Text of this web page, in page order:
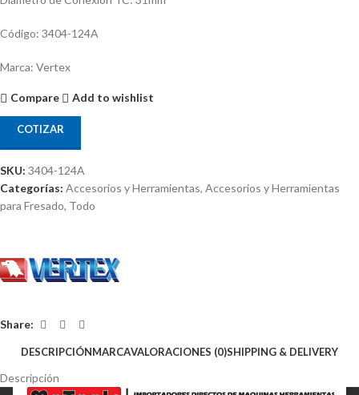
Código: 3404-124A
Marca: Vertex
Compare Add to wishlist
COTIZAR
SKU: 3404-124A
Categorías: Accesorios y Herramientas, Accesorios y Herramientas
para Fresado, Todo
Share:
DESCRIPCIÓNMARCAVALORACIONES (0)SHIPPING & DELIVERY
Descripción